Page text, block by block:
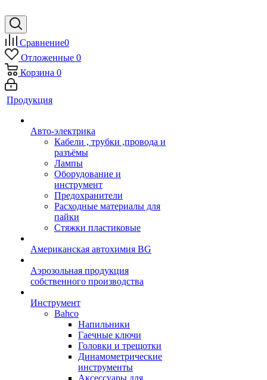
Сравнение0
Отложенные 0
Корзина 0
Продукция
Авто-электрика
Кабели , трубки ,провода и
разъёмы
Лампы
Оборудование и
инструмент
Предохранители
Расходные материалы для
пайки
Стяжки пластиковые
Американская автохимия BG
Аэрозольная продукция
собственного производства
Инструмент
Bahco
Напильники
Гаечные ключи
Головки и трещотки
Динамометрические
инструменты
Аксессуары для